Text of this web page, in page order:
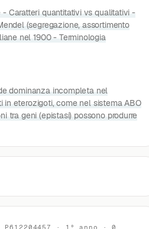
Caratteri quantitativi vs qualitativi -
(segregazione, assortimento
nel 1900 - Terminologia
dominanza incompleta nel
eterozigoti, come nel sistema ABO
tra geni (epistasi) possono produrre
P612204457 · 1° anno · 0